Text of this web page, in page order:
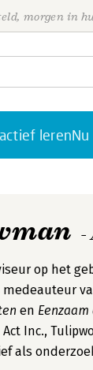
morgen in
leren
-
op het
en Eenzaam
Inc.,
als